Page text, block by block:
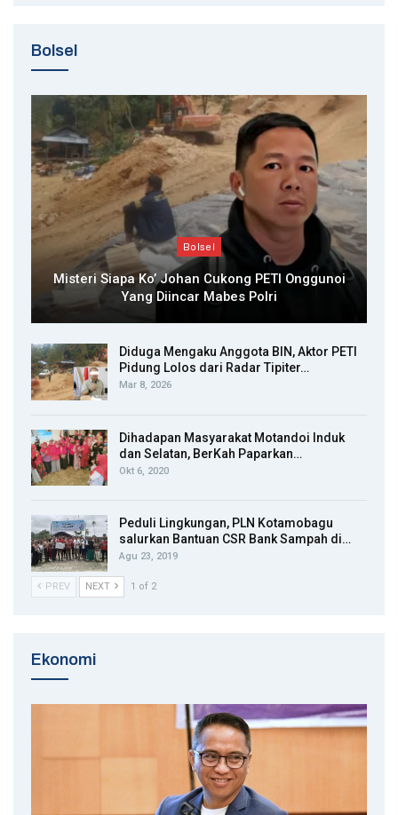
Bolsel
Bolsel
Misteri Siapa Ko’ Johan Cukong PETI Onggunoi
Yang Diincar Mabes Polri
Diduga Mengaku Anggota BIN, Aktor PETI
Pidung Lolos dari Radar Tipiter…
Mar 8, 2026
Dihadapan Masyarakat Motandoi Induk
dan Selatan, BerKah Paparkan…
Okt 6, 2020
Peduli Lingkungan, PLN Kotamobagu
salurkan Bantuan CSR Bank Sampah di…
Agu 23, 2019
PREV NEXT 1 of 2
Ekonomi